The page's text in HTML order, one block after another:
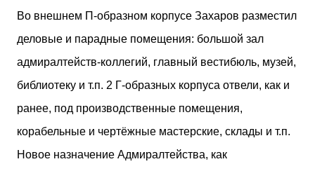
Во внешнем П-образном корпусе Захаров разместил
деловые и парадные помещения: большой зал
адмиралтейств-коллегий, главный вестибюль, музей,
библиотеку и т.п. 2 Г-образных корпуса отвели, как и
ранее, под производственные помещения,
корабельные и чертёжные мастерские, склады и т.п.
Новое назначение Адмиралтейства, как